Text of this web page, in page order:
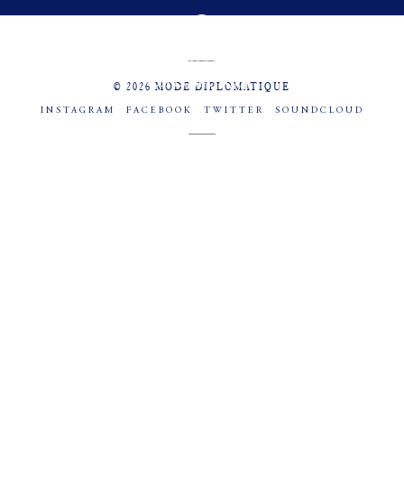
© 2026 MODE DIPLOMATIQUE
INSTAGRAM FACEBOOK TWITTER SOUNDCLOUD